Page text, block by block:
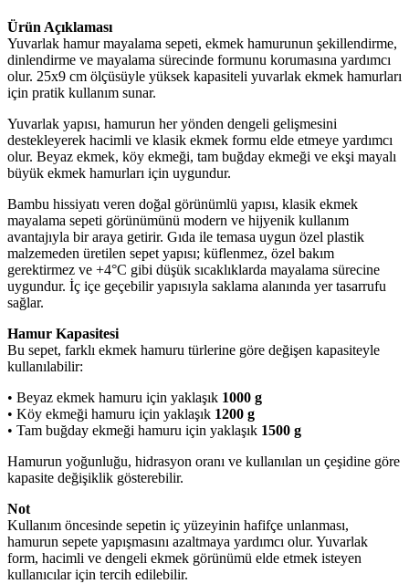
Ürün Açıklaması
Yuvarlak hamur mayalama sepeti, ekmek hamurunun şekillendirme,
dinlendirme ve mayalama sürecinde formunu korumasına yardımcı
olur. 25x9 cm ölçüsüyle yüksek kapasiteli yuvarlak ekmek hamurları
için pratik kullanım sunar.
Yuvarlak yapısı, hamurun her yönden dengeli gelişmesini
destekleyerek hacimli ve klasik ekmek formu elde etmeye yardımcı
olur. Beyaz ekmek, köy ekmeği, tam buğday ekmeği ve ekşi mayalı
büyük ekmek hamurları için uygundur.
Bambu hissiyatı veren doğal görünümlü yapısı, klasik ekmek
mayalama sepeti görünümünü modern ve hijyenik kullanım
avantajıyla bir araya getirir. Gıda ile temasa uygun özel plastik
malzemeden üretilen sepet yapısı; küflenmez, özel bakım
gerektirmez ve +4°C gibi düşük sıcaklıklarda mayalama sürecine
uygundur. İç içe geçebilir yapısıyla saklama alanında yer tasarrufu
sağlar.
Hamur Kapasitesi
Bu sepet, farklı ekmek hamuru türlerine göre değişen kapasiteyle
kullanılabilir:
• Beyaz ekmek hamuru için yaklaşık 1000 g
• Köy ekmeği hamuru için yaklaşık 1200 g
• Tam buğday ekmeği hamuru için yaklaşık 1500 g
Hamurun yoğunluğu, hidrasyon oranı ve kullanılan un çeşidine göre
kapasite değişiklik gösterebilir.
Not
Kullanım öncesinde sepetin iç yüzeyinin hafifçe unlanması,
hamurun sepete yapışmasını azaltmaya yardımcı olur. Yuvarlak
form, hacimli ve dengeli ekmek görünümü elde etmek isteyen
kullanıcılar için tercih edilebilir.